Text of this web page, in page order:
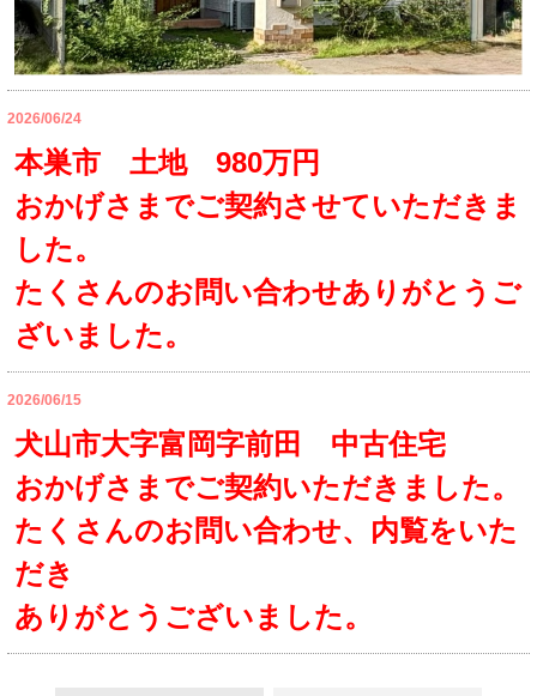
2026/06/24
本巣市 土地 980万円
おかげさまでご契約させていただきま
した。
たくさんのお問い合わせありがとうご
ざいました。
2026/06/15
犬山市大字富岡字前田 中古住宅
おかげさまでご契約いただきました。
たくさんのお問い合わせ、内覧をいた
だき
ありがとうございました。